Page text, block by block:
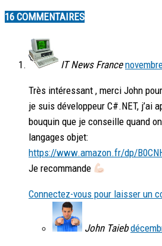
16 COMMENTAIRES
IT News France
Très intéressant , merci John
je suis développeur C#.NET, j’ai
bouquin que je conseille quand
langages objet:
https://www.amazon.fr/dp/
Je recommande
Connectez-vous pour laisser un
John Taieb